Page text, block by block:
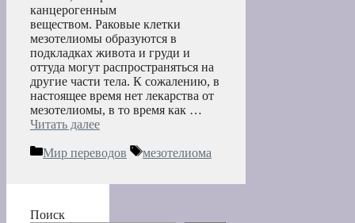
канцерогенным
веществом. Раковые клетки
мезотелиомы образуются в
подкладках живота и груди и
оттуда могут распространяться на
другие части тела. К сожалению, в
настоящее время нет лекарства от
мезотелиомы, в то время как …
Читать далее
Рубрики
Мир переводов Метки
мезотелиома
Поиск